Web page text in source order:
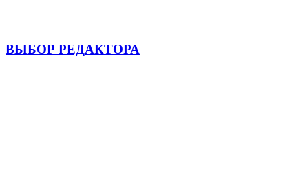
ВЫБОР РЕДАКТОРА